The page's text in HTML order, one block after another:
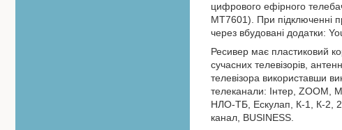
цифрового ефірного
MT7601). При підключенні
через вбудовані додатки:
Ресивер має пластиковий
сучасних телевізорів,
телевізора використавши
телеканали: Інтер, ZOOM,
НЛО-ТБ, Ескулап, К-1, К-2,
канал, BUSINESS.